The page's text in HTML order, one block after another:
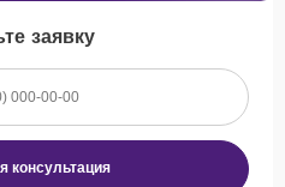
заявку
консультация